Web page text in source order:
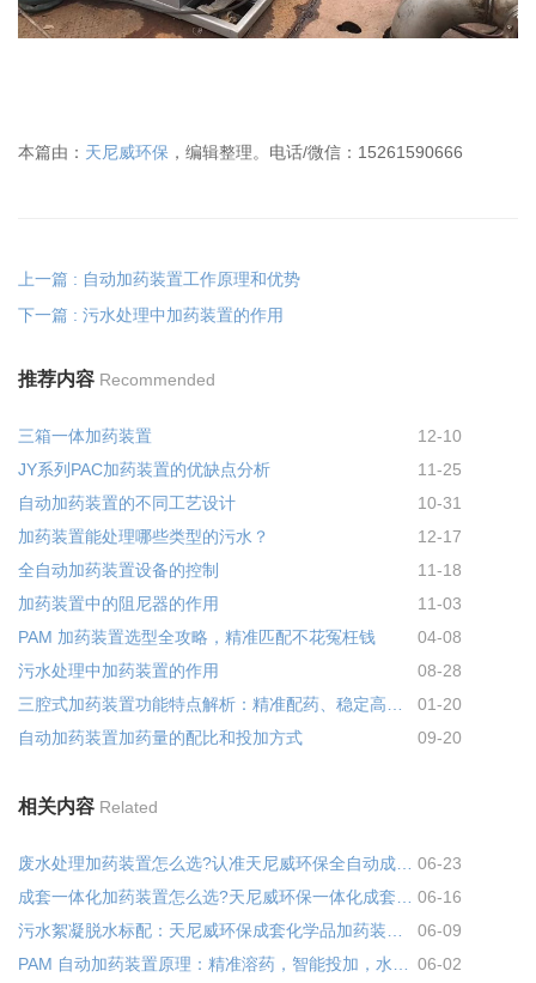
本篇由： 天尼威环保 ，编辑整理。电话/微信：15261590666
上一篇 : 自动加药装置工作原理和优势
下一篇 : 污水处理中加药装置的作用
推荐内容 Recommended
三箱一体加药装置
12-10
JY系列PAC加药装置的优缺点分析
11-25
自动加药装置的不同工艺设计
10-31
加药装置能处理哪些类型的污水？
12-17
全自动加药装置设备的控制
11-18
加药装置中的阻尼器的作用
11-03
PAM 加药装置选型全攻略，精准匹配不花冤枉钱
04-08
污水处理中加药装置的作用
08-28
01-20
自动加药装置加药量的配比和投加方式
09-20
相关内容 Related
06-23
06-16
06-09
06-02